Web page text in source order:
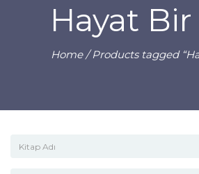
Hayat
Home/ Products tagged